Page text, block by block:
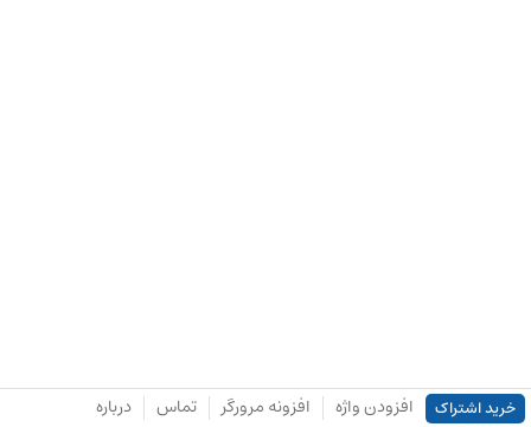
خرید اشتراک افزودن واژه افزونه مرورگر تماس درباره